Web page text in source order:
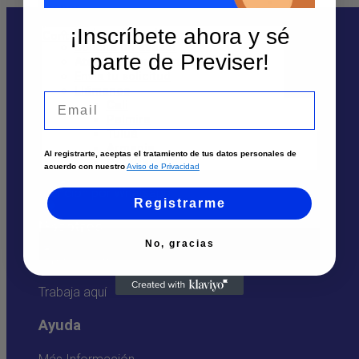
Sedes y Horarios
Solicita un asesor
Atención por WhatsApp
Envía tu solicitud
Llámanos
Tuluá
Armenia
Pereira
Te puede interesar
Sedes
Solicita un asesor
Atención por Whatsapp
Trabaja aquí
Ayuda
¡Inscríbete ahora y sé
parte de Previser!
Al registrarte, aceptas el tratamiento de tus datos personales de
acuerdo con nuestroAviso de Privacidad
Registrarme
No, gracias